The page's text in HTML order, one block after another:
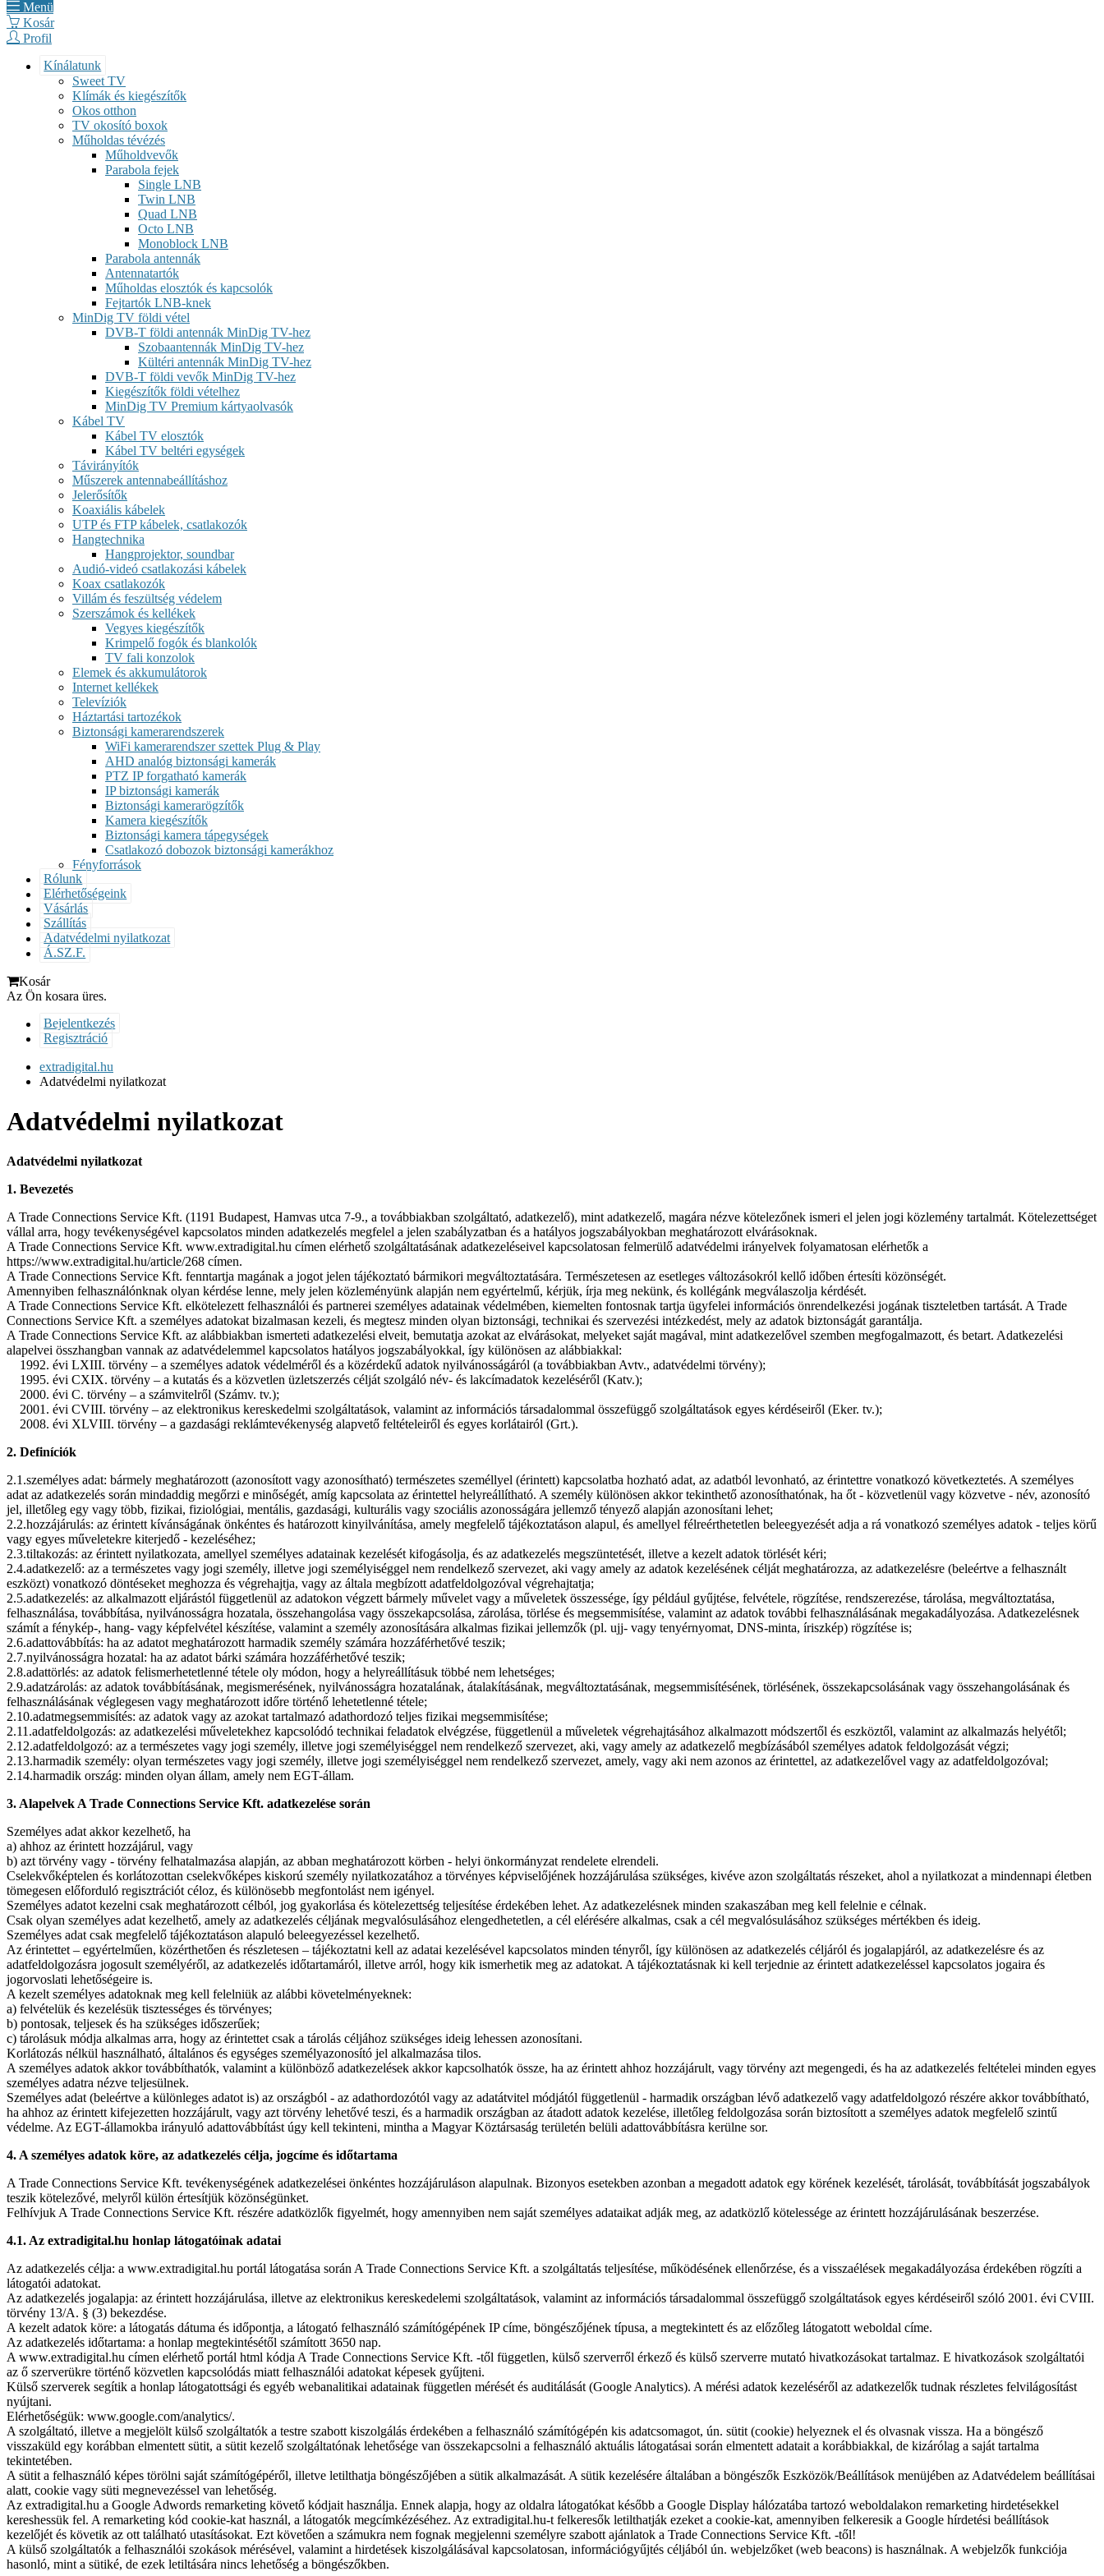
Menü
Kosár
Profil
Kínálatunk
Sweet TV
Klímák és kiegészítők
Okos otthon
TV okosító boxok
Műholdas tévézés
Műholdvevők
Parabola fejek
Single LNB
Twin LNB
Quad LNB
Octo LNB
Monoblock LNB
Parabola antennák
Antennatartók
Műholdas elosztók és kapcsolók
Fejtartók LNB-knek
MinDig TV földi vétel
DVB-T földi antennák MinDig TV-hez
Szobaantennák MinDig TV-hez
Kültéri antennák MinDig TV-hez
DVB-T földi vevők MinDig TV-hez
Kiegészítők földi vételhez
MinDig TV Premium kártyaolvasók
Kábel TV
Kábel TV elosztók
Kábel TV beltéri egységek
Távirányítók
Műszerek antennabeállításhoz
Jelerősítők
Koaxiális kábelek
UTP és FTP kábelek, csatlakozók
Hangtechnika
Hangprojektor, soundbar
Audió-videó csatlakozási kábelek
Koax csatlakozók
Villám és feszültség védelem
Szerszámok és kellékek
Vegyes kiegészítők
Krimpelő fogók és blankolók
TV fali konzolok
Elemek és akkumulátorok
Internet kellékek
Televíziók
Háztartási tartozékok
Biztonsági kamerarendszerek
WiFi kamerarendszer szettek Plug & Play
AHD analóg biztonsági kamerák
PTZ IP forgatható kamerák
IP biztonsági kamerák
Biztonsági kamerarögzítők
Kamera kiegészítők
Biztonsági kamera tápegységek
Csatlakozó dobozok biztonsági kamerákhoz
Fényforrások
Rólunk
Elérhetőségeink
Vásárlás
Szállítás
Adatvédelmi nyilatkozat
Á.SZ.F.
Kosár
Az Ön kosara üres.
Bejelentkezés
Regisztráció
extradigital.hu
Adatvédelmi nyilatkozat
Adatvédelmi nyilatkozat
Adatvédelmi nyilatkozat
1. Bevezetés
A Trade Connections Service Kft. (1191 Budapest, Hamvas utca 7-9., a továbbiakban szolgáltató, adatkezelő), mint adatkezelő, magára nézve kötelezőnek ismeri el jelen jogi közlemény tartalmát. Kötelezettséget
vállal arra, hogy tevékenységével kapcsolatos minden adatkezelés megfelel a jelen szabályzatban és a hatályos jogszabályokban meghatározott elvárásoknak.
A Trade Connections Service Kft. www.extradigital.hu címen elérhető szolgáltatásának adatkezeléseivel kapcsolatosan felmerülő adatvédelmi irányelvek folyamatosan elérhetők a
https://www.extradigital.hu/article/268 címen.
A Trade Connections Service Kft. fenntartja magának a jogot jelen tájékoztató bármikori megváltoztatására. Természetesen az esetleges változásokról kellő időben értesíti közönségét.
Amennyiben felhasználónknak olyan kérdése lenne, mely jelen közleményünk alapján nem egyértelmű, kérjük, írja meg nekünk, és kollégánk megválaszolja kérdését.
A Trade Connections Service Kft. elkötelezett felhasználói és partnerei személyes adatainak védelmében, kiemelten fontosnak tartja ügyfelei információs önrendelkezési jogának tiszteletben tartását. A Trade
Connections Service Kft. a személyes adatokat bizalmasan kezeli, és megtesz minden olyan biztonsági, technikai és szervezési intézkedést, mely az adatok biztonságát garantálja.
A Trade Connections Service Kft. az alábbiakban ismerteti adatkezelési elveit, bemutatja azokat az elvárásokat, melyeket saját magával, mint adatkezelővel szemben megfogalmazott, és betart. Adatkezelési
alapelvei összhangban vannak az adatvédelemmel kapcsolatos hatályos jogszabályokkal, így különösen az alábbiakkal:
1992. évi LXIII. törvény – a személyes adatok védelméről és a közérdekű adatok nyilvánosságáról (a továbbiakban Avtv., adatvédelmi törvény);
1995. évi CXIX. törvény – a kutatás és a közvetlen üzletszerzés célját szolgáló név- és lakcímadatok kezeléséről (Katv.);
2000. évi C. törvény – a számvitelről (Számv. tv.);
2001. évi CVIII. törvény – az elektronikus kereskedelmi szolgáltatások, valamint az információs társadalommal összefüggő szolgáltatások egyes kérdéseiről (Eker. tv.);
2008. évi XLVIII. törvény – a gazdasági reklámtevékenység alapvető feltételeiről és egyes korlátairól (Grt.).
2. Definíciók
2.1.személyes adat: bármely meghatározott (azonosított vagy azonosítható) természetes személlyel (érintett) kapcsolatba hozható adat, az adatból levonható, az érintettre vonatkozó következtetés. A személyes
adat az adatkezelés során mindaddig megőrzi e minőségét, amíg kapcsolata az érintettel helyreállítható. A személy különösen akkor tekinthető azonosíthatónak, ha őt - közvetlenül vagy közvetve - név, azonosító
jel, illetőleg egy vagy több, fizikai, fiziológiai, mentális, gazdasági, kulturális vagy szociális azonosságára jellemző tényező alapján azonosítani lehet;
2.2.hozzájárulás: az érintett kívánságának önkéntes és határozott kinyilvánítása, amely megfelelő tájékoztatáson alapul, és amellyel félreérthetetlen beleegyezését adja a rá vonatkozó személyes adatok - teljes körű
vagy egyes műveletekre kiterjedő - kezeléséhez;
2.3.tiltakozás: az érintett nyilatkozata, amellyel személyes adatainak kezelését kifogásolja, és az adatkezelés megszüntetését, illetve a kezelt adatok törlését kéri;
2.4.adatkezelő: az a természetes vagy jogi személy, illetve jogi személyiséggel nem rendelkező szervezet, aki vagy amely az adatok kezelésének célját meghatározza, az adatkezelésre (beleértve a felhasznált
eszközt) vonatkozó döntéseket meghozza és végrehajtja, vagy az általa megbízott adatfeldolgozóval végrehajtatja;
2.5.adatkezelés: az alkalmazott eljárástól függetlenül az adatokon végzett bármely művelet vagy a műveletek összessége, így például gyűjtése, felvétele, rögzítése, rendszerezése, tárolása, megváltoztatása,
felhasználása, továbbítása, nyilvánosságra hozatala, összehangolása vagy összekapcsolása, zárolása, törlése és megsemmisítése, valamint az adatok további felhasználásának megakadályozása. Adatkezelésnek
számít a fénykép-, hang- vagy képfelvétel készítése, valamint a személy azonosítására alkalmas fizikai jellemzők (pl. ujj- vagy tenyérnyomat, DNS-minta, íriszkép) rögzítése is;
2.6.adattovábbítás: ha az adatot meghatározott harmadik személy számára hozzáférhetővé teszik;
2.7.nyilvánosságra hozatal: ha az adatot bárki számára hozzáférhetővé teszik;
2.8.adattörlés: az adatok felismerhetetlenné tétele oly módon, hogy a helyreállításuk többé nem lehetséges;
2.9.adatzárolás: az adatok továbbításának, megismerésének, nyilvánosságra hozatalának, átalakításának, megváltoztatásának, megsemmisítésének, törlésének, összekapcsolásának vagy összehangolásának és
felhasználásának véglegesen vagy meghatározott időre történő lehetetlenné tétele;
2.10.adatmegsemmisítés: az adatok vagy az azokat tartalmazó adathordozó teljes fizikai megsemmisítése;
2.11.adatfeldolgozás: az adatkezelési műveletekhez kapcsolódó technikai feladatok elvégzése, függetlenül a műveletek végrehajtásához alkalmazott módszertől és eszköztől, valamint az alkalmazás helyétől;
2.12.adatfeldolgozó: az a természetes vagy jogi személy, illetve jogi személyiséggel nem rendelkező szervezet, aki, vagy amely az adatkezelő megbízásából személyes adatok feldolgozását végzi;
2.13.harmadik személy: olyan természetes vagy jogi személy, illetve jogi személyiséggel nem rendelkező szervezet, amely, vagy aki nem azonos az érintettel, az adatkezelővel vagy az adatfeldolgozóval;
2.14.harmadik ország: minden olyan állam, amely nem EGT-állam.
3. Alapelvek A Trade Connections Service Kft. adatkezelése során
Személyes adat akkor kezelhető, ha
a) ahhoz az érintett hozzájárul, vagy
b) azt törvény vagy - törvény felhatalmazása alapján, az abban meghatározott körben - helyi önkormányzat rendelete elrendeli.
Cselekvőképtelen és korlátozottan cselekvőképes kiskorú személy nyilatkozatához a törvényes képviselőjének hozzájárulása szükséges, kivéve azon szolgáltatás részeket, ahol a nyilatkozat a mindennapi életben
tömegesen előforduló regisztrációt céloz, és különösebb megfontolást nem igényel.
Személyes adatot kezelni csak meghatározott célból, jog gyakorlása és kötelezettség teljesítése érdekében lehet. Az adatkezelésnek minden szakaszában meg kell felelnie e célnak.
Csak olyan személyes adat kezelhető, amely az adatkezelés céljának megvalósulásához elengedhetetlen, a cél elérésére alkalmas, csak a cél megvalósulásához szükséges mértékben és ideig.
Személyes adat csak megfelelő tájékoztatáson alapuló beleegyezéssel kezelhető.
Az érintettet – egyértelműen, közérthetően és részletesen – tájékoztatni kell az adatai kezelésével kapcsolatos minden tényről, így különösen az adatkezelés céljáról és jogalapjáról, az adatkezelésre és az
adatfeldolgozásra jogosult személyéről, az adatkezelés időtartamáról, illetve arról, hogy kik ismerhetik meg az adatokat. A tájékoztatásnak ki kell terjednie az érintett adatkezeléssel kapcsolatos jogaira és
jogorvoslati lehetőségeire is.
A kezelt személyes adatoknak meg kell felelniük az alábbi követelményeknek:
a) felvételük és kezelésük tisztességes és törvényes;
b) pontosak, teljesek és ha szükséges időszerűek;
c) tárolásuk módja alkalmas arra, hogy az érintettet csak a tárolás céljához szükséges ideig lehessen azonosítani.
Korlátozás nélkül használható, általános és egységes személyazonosító jel alkalmazása tilos.
A személyes adatok akkor továbbíthatók, valamint a különböző adatkezelések akkor kapcsolhatók össze, ha az érintett ahhoz hozzájárult, vagy törvény azt megengedi, és ha az adatkezelés feltételei minden egyes
személyes adatra nézve teljesülnek.
Személyes adat (beleértve a különleges adatot is) az országból - az adathordozótól vagy az adatátvitel módjától függetlenül - harmadik országban lévő adatkezelő vagy adatfeldolgozó részére akkor továbbítható,
ha ahhoz az érintett kifejezetten hozzájárult, vagy azt törvény lehetővé teszi, és a harmadik országban az átadott adatok kezelése, illetőleg feldolgozása során biztosított a személyes adatok megfelelő szintű
védelme. Az EGT-államokba irányuló adattovábbítást úgy kell tekinteni, mintha a Magyar Köztársaság területén belüli adattovábbításra kerülne sor.
4. A személyes adatok köre, az adatkezelés célja, jogcíme és időtartama
A Trade Connections Service Kft. tevékenységének adatkezelései önkéntes hozzájáruláson alapulnak. Bizonyos esetekben azonban a megadott adatok egy körének kezelését, tárolását, továbbítását jogszabályok
teszik kötelezővé, melyről külön értesítjük közönségünket.
Felhívjuk A Trade Connections Service Kft. részére adatközlők figyelmét, hogy amennyiben nem saját személyes adataikat adják meg, az adatközlő kötelessége az érintett hozzájárulásának beszerzése.
4.1. Az extradigital.hu honlap látogatóinak adatai
Az adatkezelés célja: a www.extradigital.hu portál látogatása során A Trade Connections Service Kft. a szolgáltatás teljesítése, működésének ellenőrzése, és a visszaélések megakadályozása érdekében rögzíti a
látogatói adatokat.
Az adatkezelés jogalapja: az érintett hozzájárulása, illetve az elektronikus kereskedelemi szolgáltatások, valamint az információs társadalommal összefüggő szolgáltatások egyes kérdéseiről szóló 2001. évi CVIII.
törvény 13/A. § (3) bekezdése.
A kezelt adatok köre: a látogatás dátuma és időpontja, a látogató felhasználó számítógépének IP címe, böngészőjének típusa, a megtekintett és az előzőleg látogatott weboldal címe.
Az adatkezelés időtartama: a honlap megtekintésétől számított 3650 nap.
A www.extradigital.hu címen elérhető portál html kódja A Trade Connections Service Kft. -től független, külső szerverről érkező és külső szerverre mutató hivatkozásokat tartalmaz. E hivatkozások szolgáltatói
az ő szerverükre történő közvetlen kapcsolódás miatt felhasználói adatokat képesek gyűjteni.
Külső szerverek segítik a honlap látogatottsági és egyéb webanalitikai adatainak független mérését és auditálását (Google Analytics). A mérési adatok kezeléséről az adatkezelők tudnak részletes felvilágosítást
nyújtani.
Elérhetőségük: www.google.com/analytics/.
A szolgáltató, illetve a megjelölt külső szolgáltatók a testre szabott kiszolgálás érdekében a felhasználó számítógépén kis adatcsomagot, ún. sütit (cookie) helyeznek el és olvasnak vissza. Ha a böngésző
visszaküld egy korábban elmentett sütit, a sütit kezelő szolgáltatónak lehetősége van összekapcsolni a felhasználó aktuális látogatásai során elmentett adatait a korábbiakkal, de kizárólag a saját tartalma
tekintetében.
A sütit a felhasználó képes törölni saját számítógépéről, illetve letilthatja böngészőjében a sütik alkalmazását. A sütik kezelésére általában a böngészők Eszközök/Beállítások menüjében az Adatvédelem beállításai
alatt, cookie vagy süti megnevezéssel van lehetőség.
Az extradigital.hu a Google Adwords remarketing követő kódjait használja. Ennek alapja, hogy az oldalra látogatókat később a Google Display hálózatába tartozó weboldalakon remarketing hirdetésekkel
kereshessük fel. A remarketing kód cookie-kat használ, a látogatók megcímkézéséhez. Az extradigital.hu-t felkeresők letilthatják ezeket a cookie-kat, amennyiben felkeresik a Google hírdetési beállítások
kezelőjét és követik az ott található utasításokat. Ezt követően a számukra nem fognak megjelenni személyre szabott ajánlatok a Trade Connections Service Kft. -től!
A külső szolgáltatók a felhasználói szokások mérésével, valamint a hirdetések kiszolgálásával kapcsolatosan, információgyűjtés céljából ún. webjelzőket (web beacons) is használnak. A webjelzők funkciója
hasonló, mint a sütiké, de ezek letiltására nincs lehetőség a böngészőkben.